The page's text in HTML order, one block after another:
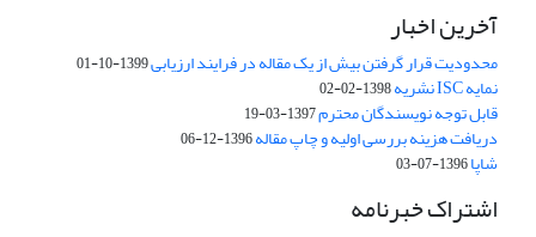
آخرین اخبار
محدودیت قرار گرفتن بیش از یک مقاله در فرایند ارزیابی1399-10-01
نمایه ISC نشریه 1398-02-02
قابل توجه نویسندگان محترم1397-03-19
دریافت هزینه بررسی اولیه و چاپ مقاله1396-12-06
شاپا1396-07-03
اشتراک خبرنامه